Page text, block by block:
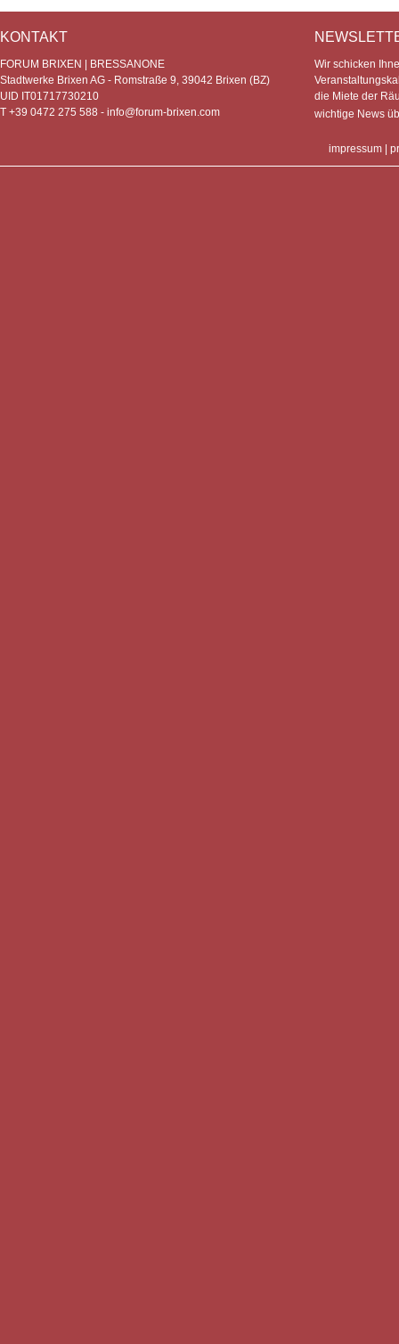
KONTAKT
FORUM BRIXEN | BRESSANONE
Stadtwerke Brixen AG - Romstraße 9, 39042 Brixen (BZ)
UID IT01717730210
T +39 0472 275 588 - info@forum-brixen.com
Wir schicken
die Miete der
wichtige News
impressum